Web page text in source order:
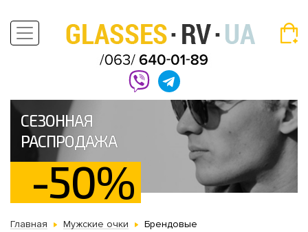
СЕЗОННАЯ
РАСПРОДАЖА
-50%
Главная Мужские очки Брендовые